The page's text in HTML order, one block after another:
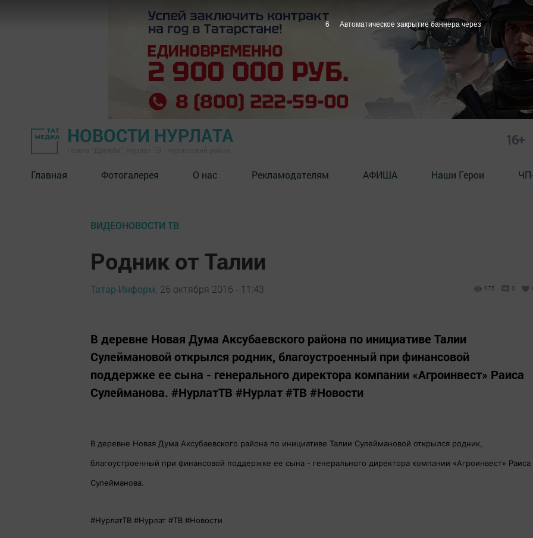
НОВОСТИ НУРЛАТА 16+
Главная Фотогалерея О нас Рекламодателям АФИША Наши Герои
ВИДЕОНОВОСТИ ТВ
Родник от Талии
Татар-Информ, 26 октября 2016 - 11:43 975 0
В деревне Новая Дума Аксубаевского района по инициативе Талии
Сулеймановой открылся родник, благоустроенный при финансовой
поддержке ее сына - генерального директора компании «Агроинвест» Раиса
Сулейманова. #НурлатТВ #Нурлат #ТВ #Новости
В деревне Новая Дума Аксубаевского района по инициативе Талии Сулеймановой открылся родник,
благоустроенный при финансовой поддержке ее сына - генерального директора компании «Агроинвест» Раиса
Сулейманова.
#НурлатТВ #Нурлат #ТВ #Новости
5 Автоматическое закрытие баннера через